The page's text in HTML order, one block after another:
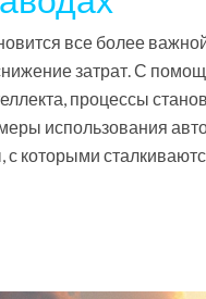
все более
затрат. С
процессы
использования
которыми